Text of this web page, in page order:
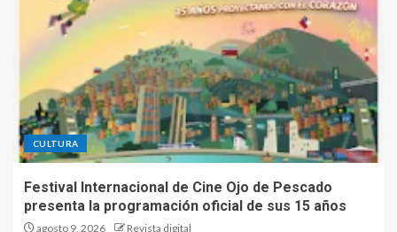
CULTURA
Festival Internacional de Cine Ojo de Pescado
presenta la programación oficial de sus 15 años
agosto 9, 2026 Revista digital